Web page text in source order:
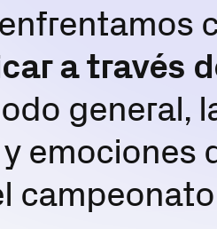
a través
general,
emociones